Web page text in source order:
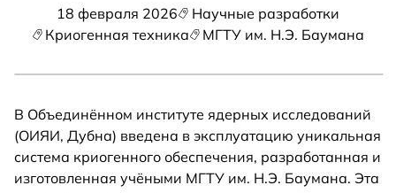
18 февраля 2026
Научные разработки
Криогенная техника
МГТУ им. Н.Э. Баумана
В Объединённом институте ядерных исследований
(ОИЯИ, Дубна) введена в эксплуатацию уникальная
система криогенного обеспечения, разработанная и
изготовленная учёными МГТУ им. Н.Э. Баумана. Эта